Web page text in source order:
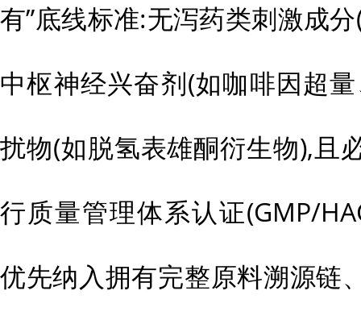
有”底线标准:无泻药类刺激成
中枢神经兴奋剂(如咖啡因超
扰物(如脱氢表雄酮衍生物),且
行质量管理体系认证(GMP/
优先纳入拥有完整原料溯源链